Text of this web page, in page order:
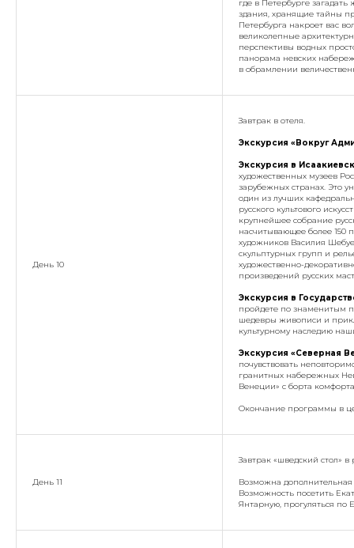
где в Петербурге
здания, хранящие тайны
Петербурга накроет вас
великолепные
перспективы водных
панорама невских
в обрамлении
День 10
Завтрак в отеля.
Экскурсия «Вокруг
Экскурсия в
художественных музеев
зарубежных странах. Это
один из лучших
русского культового
крупнейшее собрание
насчитывающее более 150
художников Василия
скульптурных групп и
художественно-
произведений русских
Экскурсия в
пройдете по знаменитым
шедевры живописи и
культурному наследию
Экскурсия «Северная
почувствовать
гранитных набережных
Венеции» с борта
Окончание программы в
День 11
Завтрак «шведский стол»
Возможна дополнительная
Возможность посетить
Янтарную, прогуляться по